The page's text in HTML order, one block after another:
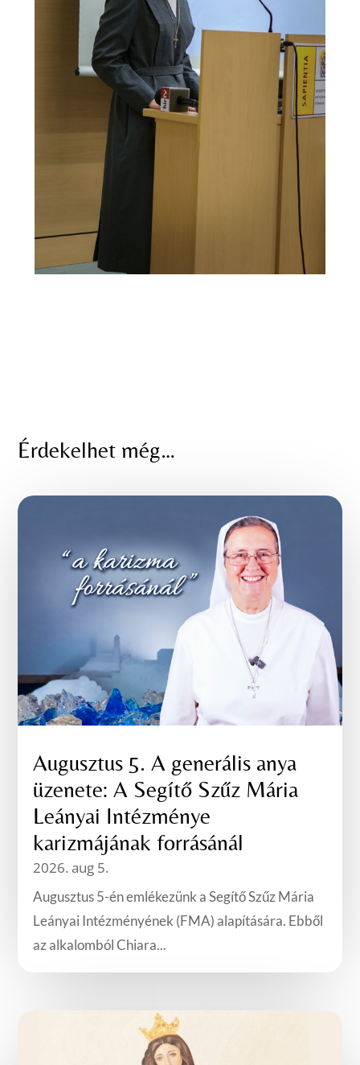
Érdekelhet még…
Augusztus 5. A generális anya
üzenete: A Segítő Szűz Mária
Leányai Intézménye
karizmájának forrásánál
2026. aug 5.
Augusztus 5-én emlékezünk a Segítő Szűz Mária
Leányai Intézményének (FMA) alapítására. Ebből
az alkalomból Chiara...